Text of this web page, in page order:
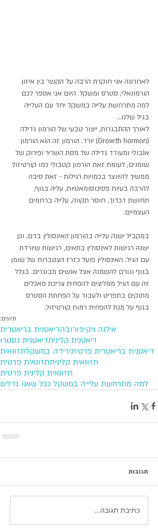
לאחרונה אני חוקרת הרבה על הקשר בין איזון
הורמונאלי, סטרס ומשקל. היום אני אספר לכם
למה מתרחשת עלייה במשקל יחד עם העלייה
בגיל שלנו...
לאורך ההתבגרות, ייצור טבעי של הורמון גדילה
(Growth hormon) יורד. הורמון זה הוא הורמון
אנבולי ומעודד גדילה של מסת השריר ופירוק של
שומנים, לעומת זאת הורמון קטבולי כמו קורטיזול
ממשיך להיווצר בכמויות רגילות - זאת סיבה
להרבה בעיות פסיכוסומאטיות, עליה בגוף,
תחושת דכדוך, חוסר תקווה, עלייה ברחמים
העצמיים.
במקביל ישנה עלייה בהורמון האינסולין בדם, וכן
ישנה רגישות לאינסולין בתאים, רגישות שיורדת
עם הגיל. האינסולין פועל כזרז הצטברות של שומן
בגוף וגורם להשמנה אצל אנשים מבוגרים. בגלל
זה עם הגיל ממליצים להפחית צריכת מאכלים
מתוקים בתפריט ולעבוד על הפחתת הסטרס
בגוף על מנת להפחית רמות קורטיזול.
תיוגים:
אילנה ניקיפורובהדיאטנית בריאטרית
דיאטנית קליניתדיאטנית גסטרו
דיאטנית בריאטרית פרטיתירידה במשקלתזונאית
תזונאית קליניתתזונאית פרטית
תזונאית קלינית פרטית
למה מתרחשת עלייה במשקל ככל שאנו גדלים
תגובות
כתיבת תגובה...